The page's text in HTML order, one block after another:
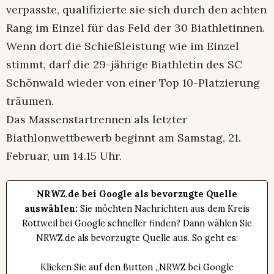
verpasste, qualifizierte sie sich durch den achten
Rang im Einzel für das Feld der 30 Biathletinnen.
Wenn dort die Schießleistung wie im Einzel
stimmt, darf die 29-jährige Biathletin des SC
Schönwald wieder von einer Top 10-Platzierung
träumen.
Das Massenstartrennen als letzter
Biathlonwettbewerb beginnt am Samstag, 21.
Februar, um 14.15 Uhr.
NRWZ.de bei Google als bevorzugte Quelle
auswählen: Sie möchten Nachrichten aus dem Kreis
Rottweil bei Google schneller finden? Dann wählen Sie
NRWZ.de als bevorzugte Quelle aus. So geht es:
Klicken Sie auf den Button „NRWZ bei Google